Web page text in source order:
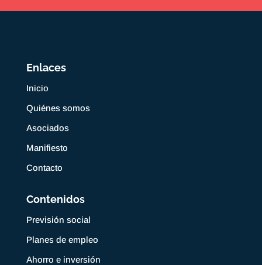
Enlaces
Inicio
Quiénes somos
Asociados
Manifiesto
Contacto
Contenidos
Previsión social
Planes de empleo
Ahorro e inversión